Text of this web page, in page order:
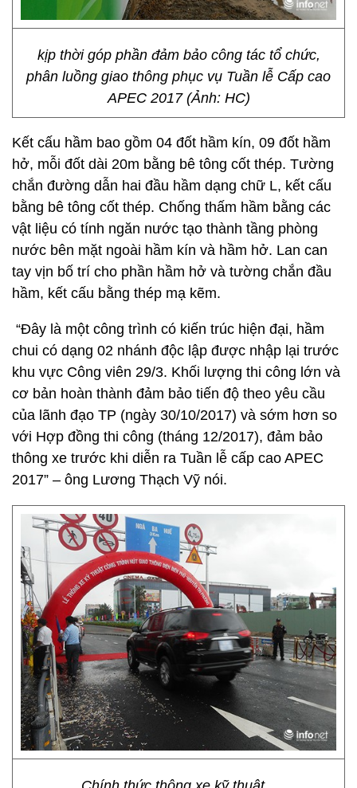
kịp thời góp phần đảm bảo công tác tổ chức,
phân luồng giao thông phục vụ Tuần lễ Cấp cao
APEC 2017 (Ảnh: HC)
Kết cấu hầm bao gồm 04 đốt hầm kín, 09 đốt hầm
hở, mỗi đốt dài 20m bằng bê tông cốt thép. Tường
chắn đường dẫn hai đầu hầm dạng chữ L, kết cấu
bằng bê tông cốt thép. Chống thấm hầm bằng các
vật liệu có tính ngăn nước tạo thành tầng phòng
nước bên mặt ngoài hầm kín và hầm hở. Lan can
tay vịn bố trí cho phần hầm hở và tường chắn đầu
hầm, kết cấu bằng thép mạ kẽm.
“Đây là một công trình có kiến trúc hiện đại, hầm
chui có dạng 02 nhánh độc lập được nhập lại trước
khu vực Công viên 29/3. Khối lượng thi công lớn và
cơ bản hoàn thành đảm bảo tiến độ theo yêu cầu
của lãnh đạo TP (ngày 30/10/2017) và sớm hơn so
với Hợp đồng thi công (tháng 12/2017), đảm bảo
thông xe trước khi diễn ra Tuần lễ cấp cao APEC
2017” – ông Lương Thạch Vỹ nói.